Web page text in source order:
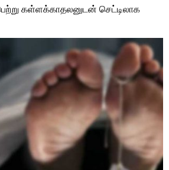
கள்ளக்காதலனுடன் செட்டிலாக